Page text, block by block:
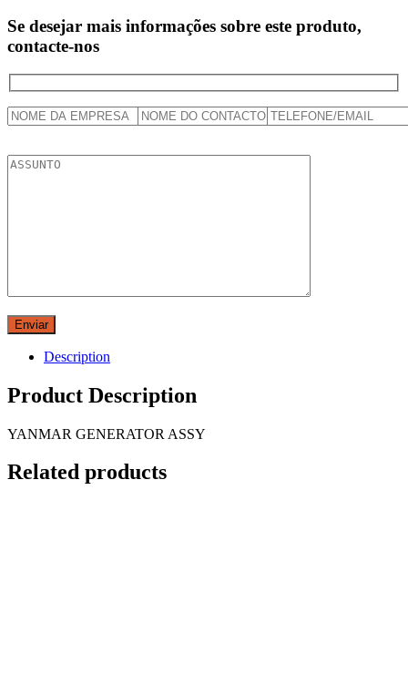
Se desejar mais informações sobre este produto,
contacte-nos
Description
Product Description
YANMAR GENERATOR ASSY
Related products